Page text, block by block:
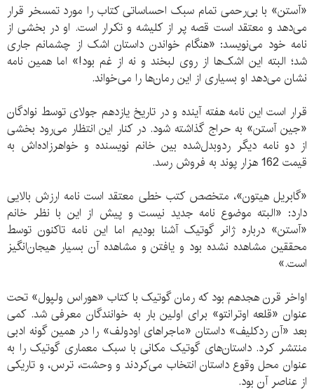
«آستن» با بی‌رحمی تمام سبک احساساتی کتاب را مورد تمسخر قرار
می‌دهد و معتقد است قصه پر از کلیشه و تکرار است. او در بخشی از
نامه خود می‌نویسد: «هنگام خواندن داستان اشک از چشمانم جاری
شد؛ البته این اشک‌ها از روی لبخند و نه از غم بود!» اما همین نامه
نشان می‌دهد او بسیاری از این رمان‌ها را می‌خواند.
قرار است این نامه هفته آینده و در تاریخ یازدهم جولای توسط نوادگان
«جین آستن» به حراج گذاشته شود. در کنار این انتظار می‌رود بخشی
از دو نامه دیگر ردوبدل‌شده بین خانم نویسنده و خواهرزاده‌اش به
قیمت 162 هزار پوند به فروش رسد.
«گابریل هیتون»، متخصص کتب خطی معتقد است نامه ارزش بالایی
دارد: «البته موضوع نامه جدید نیست و پیش از این با نظر خانم
«آستن» درباره ژانر گوتیک آشنا بودیم اما این نامه تاکنون توسط
محققین مشاهده نشده بود و یافتن و مشاهده آن بسیار هیجان‌انگیز
است.»
اواخر قرن هجدهم بود که رمان گوتیک با کتاب «هوراس ولپول» تحت
عنوان «قلعه اوترانتو» برای اولین بار به خوانندگان معرفی شد. کمی
بعد «آن ردکلیف» داستان «ماجراهای اودولف» را در همین گونه ادبی
منتشر کرد. داستان‌های گوتیک مکانی با سبک معماری گوتیک را به
عنوان محل وقوع داستان انتخاب می‌کردند و وحشت، ترس، و تاریکی
از عناصر آن بود.